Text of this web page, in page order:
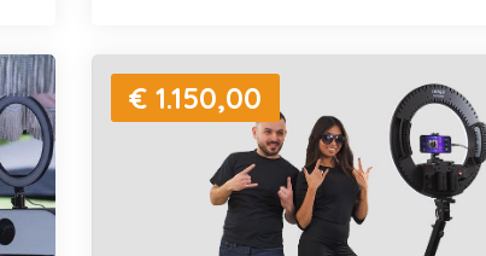
€ 1.150,00